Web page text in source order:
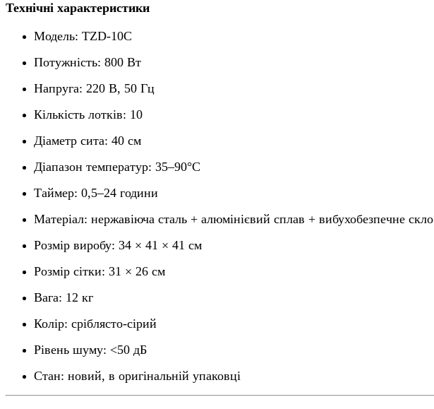
Технічні характеристики
Модель: TZD-10C
Потужність: 800 Вт
Напруга: 220 В, 50 Гц
Кількість лотків: 10
Діаметр сита: 40 см
Діапазон температур: 35–90°C
Таймер: 0,5–24 години
Матеріал: нержавіюча сталь + алюмінієвий сплав + вибухобезпечне скло
Розмір виробу: 34 × 41 × 41 см
Розмір сітки: 31 × 26 см
Вага: 12 кг
Колір: сріблясто-сірий
Рівень шуму: <50 дБ
Стан: новий, в оригінальній упаковці